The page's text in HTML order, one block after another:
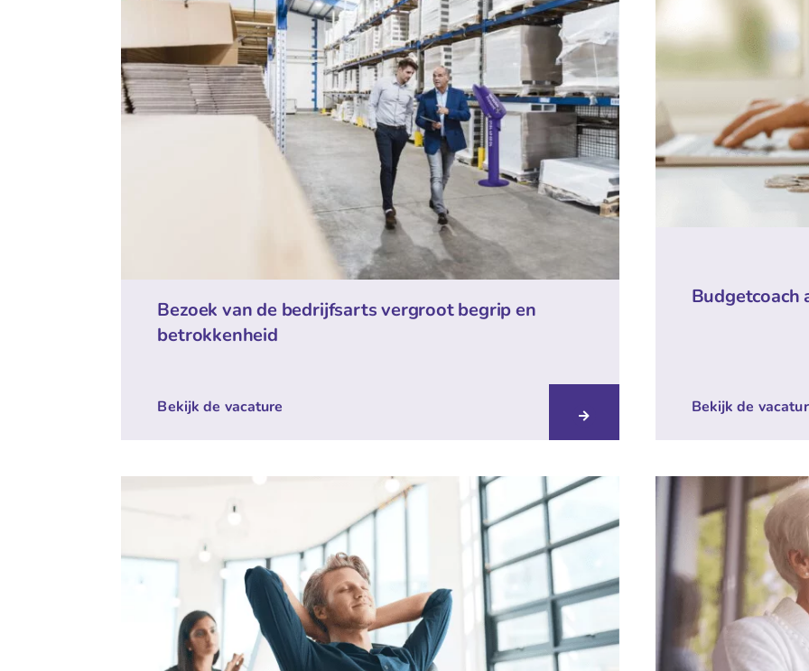
Bezoek van de bedrijfsarts vergroot begrip en
betrokkenheid
Bekijk de vacature
Budgetcoach
Bekijk de